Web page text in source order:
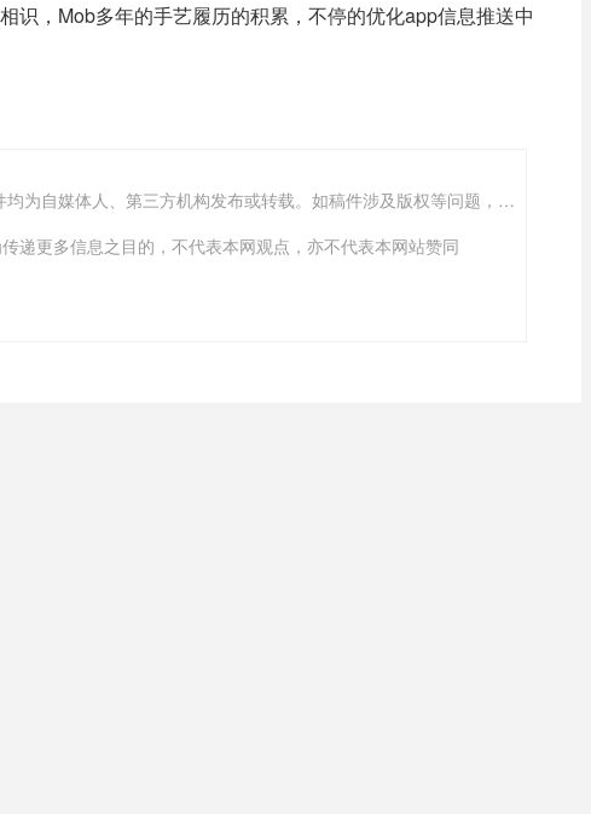
识，Mob多年的手艺履历的积累，不停的优化app信息推送中
“沈阳软件公司”的新闻页面文章、图片、音频、视频等稿件均为自媒体人、第三方机构发布或转载。如稿件涉及版权等问题，请与
递更多信息之目的，不代表本网观点，亦不代表本网站赞同